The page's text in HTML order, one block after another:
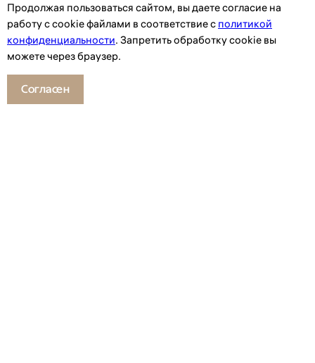
Продолжая пользоваться сайтом, вы даете согласие на
работу с cookie файлами в соответствие с политикой
конфиденциальности. Запретить обработку cookie вы
можете через браузер.
Согласен